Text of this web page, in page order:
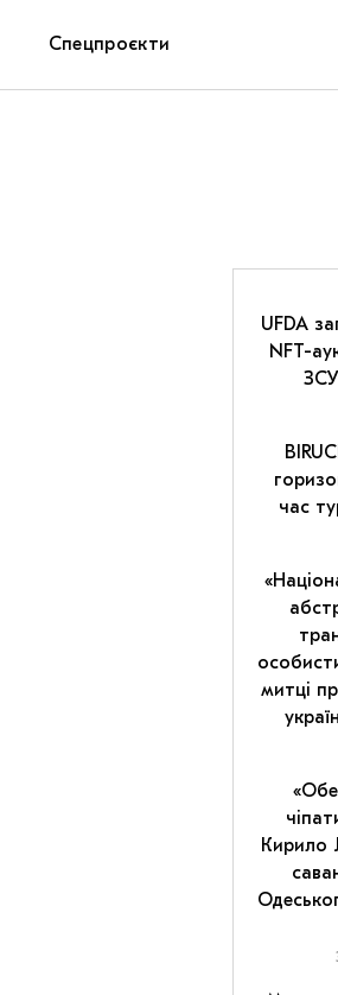
Спецпроєкти
Carpathian Cult про різдвяні
UFDA
NFT-
час
митці
Кирило